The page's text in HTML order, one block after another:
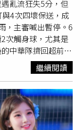
。頂新和德文教基
持，提供保久乳給
。（圖片提供／頂
太陽課輔班的楊雅
友多了接觸世界的
地上班，導致其放
長下班、待在暑期
重要的支持。此次
學童的暑期教育，
光。」
亂流狂失5分，但
4次四壞保送，成
，主審喊出暫停。6
次觸身球，尤其是
中華隊擠回超前致
出就讀於桃園龜山
流，被打了2支安
第5棒佩雷斯.魯伊
失2分，中華隊開
卡.洛培茲同樣出現
誠恩和李權恩先後
繼續閱讀